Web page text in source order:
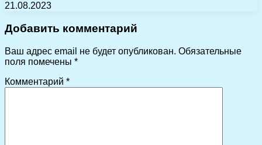
21.08.2023
Добавить комментарий
Ваш адрес email не будет опубликован. Обязательные
поля помечены *
Комментарий *